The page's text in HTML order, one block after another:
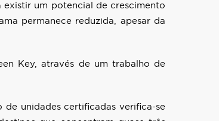
existir um potencial de crescimento
permanece reduzida, apesar da
Key, através de um trabalho de
de unidades certificadas verifica-se